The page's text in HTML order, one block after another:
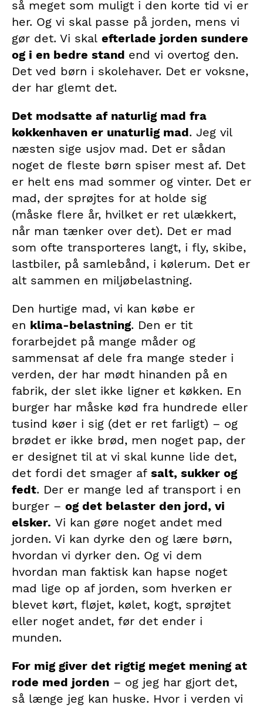
så meget som muligt i den korte tid vi er
her. Og vi skal passe på jorden, mens vi
gør det. Vi skal efterlade jorden sundere
og i en bedre stand end vi overtog den.
Det ved børn i skolehaver. Det er voksne,
der har glemt det.
Det modsatte af naturlig mad fra
køkkenhaven er unaturlig mad. Jeg vil
næsten sige usjov mad. Det er sådan
noget de fleste børn spiser mest af. Det
er helt ens mad sommer og vinter. Det er
mad, der sprøjtes for at holde sig
(måske flere år, hvilket er ret ulækkert,
når man tænker over det). Det er mad
som ofte transporteres langt, i fly, skibe,
lastbiler, på samlebånd, i kølerum. Det er
alt sammen en miljøbelastning.
Den hurtige mad, vi kan købe er
en klima-belastning. Den er tit
forarbejdet på mange måder og
sammensat af dele fra mange steder i
verden, der har mødt hinanden på en
fabrik, der slet ikke ligner et køkken. En
burger har måske kød fra hundrede eller
tusind køer i sig (det er ret farligt) – og
brødet er ikke brød, men noget pap, der
er designet til at vi skal kunne lide det,
det fordi det smager af salt, sukker og
fedt. Der er mange led af transport i en
burger – og det belaster den jord, vi
elsker. Vi kan gøre noget andet med
jorden. Vi kan dyrke den og lære børn,
hvordan vi dyrker den. Og vi dem
hvordan man faktisk kan hapse noget
mad lige op af jorden, som hverken er
blevet kørt, fløjet, kølet, kogt, sprøjtet
eller noget andet, før det ender i
munden.
For mig giver det rigtig meget mening at
rode med jorden – og jeg har gjort det,
så længe jeg kan huske. Hvor i verden vi